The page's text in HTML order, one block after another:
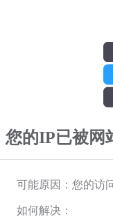
您的IP已被网
可能原因：您的访
如何解决：